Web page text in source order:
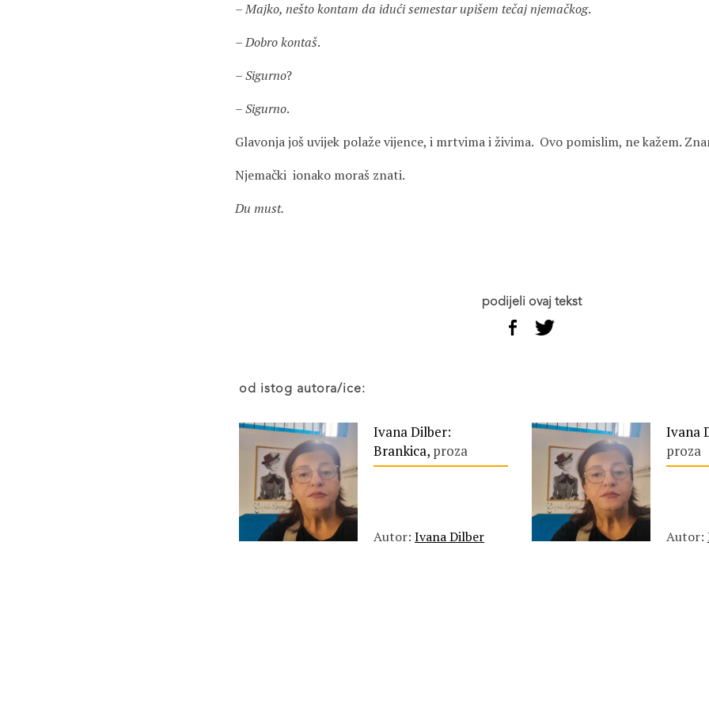
–Majko, nešto kontam da idući semestar upišem tečaj njemačkog.
–Dobro kontaš.
–Sigurno?
–Sigurno.
Glavonja još uvijek polaže vijence, i mrtvima i živima. Ovo pomislim, ne kažem.
Njemački ionako moraš znati.
Du must.
podijeli ovaj tekst
od istog autora/ice:
Ivana Dilber:
Brankica, proza
Autor: Ivana Dilber
Ivana
proza
Autor: